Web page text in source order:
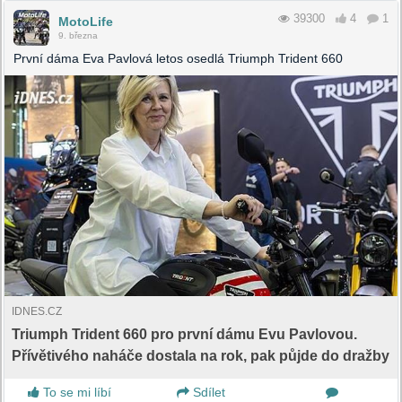
MotoLife
9. března
39300 4 1
První dáma Eva Pavlová letos osedlá Triumph Trident 660
IDNES.CZ
Triumph Trident 660 pro první dámu Evu Pavlovou.
Přívětivého naháče dostala na rok, pak půjde do dražby
To se mi líbí
Sdílet